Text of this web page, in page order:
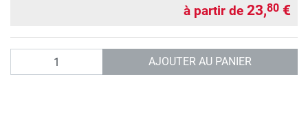
à partir de 23,80 €
AJOUTER AU PANIER